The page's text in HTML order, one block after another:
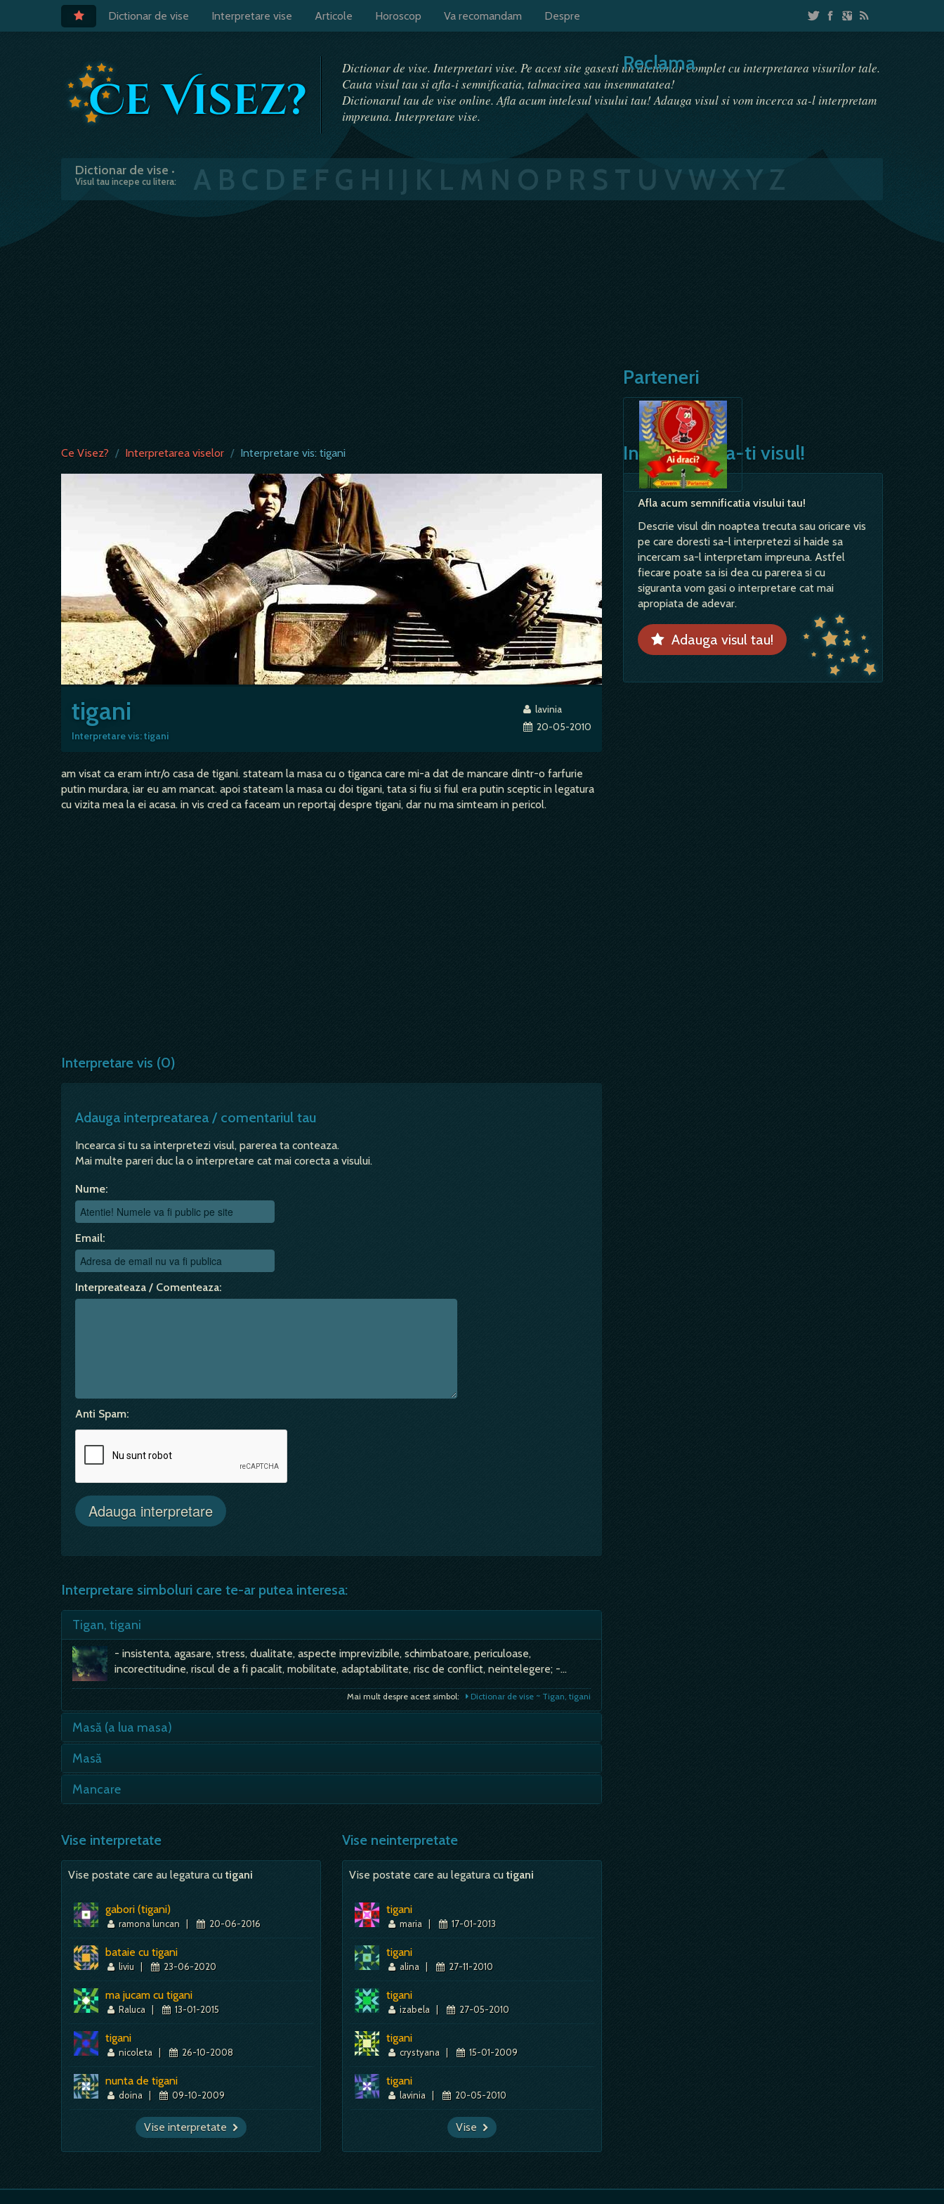
Dictionar de vise Interpretare vise Articole Horoscop Va recomandam Despre
Dictionar de vise. Interpretari vise. Pe acest site gasesti un dictionar complet cu interpretarea visurilor tale.
Cauta visul tau si afla-i semnificatia, talmacirea sau insemnatatea!
Dictionarul tau de vise online. Afla acum intelesul visului tau! Adauga visul si vom incerca sa-l interpretam
impreuna. Interpretare vise.
Dictionar de vise •
Visul tau incepe cu litera:
A B C D E F G H I J K L M N O P R S T U VW XY Z
Ce Visez? / Interpretarea viselor / Interpretare vis: tigani
tigani
Interpretare vis: tigani
lavinia
20-05-2010
am visat ca eram intr/o casa de tigani. stateam la masa cu o tiganca care mi-a dat de mancare dintr-o farfurie
putin murdara, iar eu am mancat. apoi stateam la masa cu doi tigani, tata si fiu si fiul era putin sceptic in legatura
cu vizita mea la ei acasa. in vis cred ca faceam un reportaj despre tigani, dar nu ma simteam in pericol.
Interpretare vis (0)
Adauga interpreatarea / comentariul tau
Incearca si tu sa interpretezi visul, parerea ta conteaza.
Mai multe pareri duc la o interpretare cat mai corecta a visului.
Nume:
Email:
Interpreateaza / Comenteaza:
Anti Spam:
Interpretare simboluri care te-ar putea interesa:
Tigan, tigani
- insistenta, agasare, stress, dualitate, aspecte imprevizibile, schimbatoare, periculoase,
incorectitudine, riscul de a fi pacalit, mobilitate, adaptabilitate, risc de conflict, neintelegere; -…
Mai mult despre acest simbol: Dictionar de vise ~ Tigan, tigani
Masă (a lua masa)
insemne o victorie…
Masă
Din material solid - suport, ajutor material, incurajare din partea celor apropiati; Fara fata de masa -
ajutor de la…
Mancare
vei vedea, in vis, e…
Mai mult despre acest simbol: Dictionar de vise ~ Mancare
Vise interpretate
Vise postate care au legatura cutigani
gabori (tigani)
ramona luncan | 20-06-2016
bataie cu tigani
liviu | 23-06-2020
ma jucam cu tigani
Raluca | 13-01-2015
tigani
nicoleta | 26-10-2008
nunta de tigani
doina | 09-10-2009
Vise interpretate
Vise neinterpretate
Vise postate care au legatura cutigani
tigani
maria | 17-01-2013
tigani
alina | 27-11-2010
tigani
izabela | 27-05-2010
tigani
crystyana | 15-01-2009
tigani
lavinia | 20-05-2010
Vise
Interpreteaza-ti visul!
Afla acum semnificatia visului tau!
Descrie visul din noaptea trecuta sau oricare vis
pe care doresti sa-l interpretezi si haide sa
incercam sa-l interpretam impreuna. Astfel
fiecare poate sa isi dea cu parerea si cu
siguranta vom gasi o interpretare cat mai
apropiata de adevar.
Adauga visul tau!
Reclama
Parteneri